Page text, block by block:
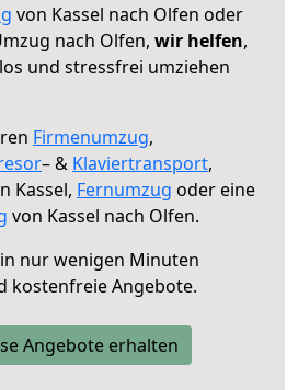
von Kassel nach Olfen oder
nach Olfen, wir helfen,
und stressfrei umziehen
Firmenumzug,
– & Klaviertransport,
Kassel, Fernumzug oder eine
von Kassel nach Olfen.
in nur wenigen Minuten
kostenfreie Angebote.
Angebote erhalten